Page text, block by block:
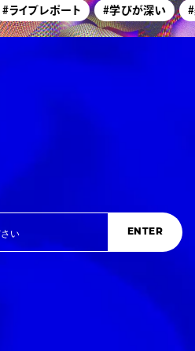
#ライブレポート #学びが深い #
ENTER